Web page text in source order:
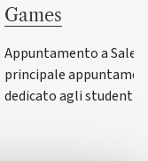
Games
Appuntamento a
principale
dedicato agli